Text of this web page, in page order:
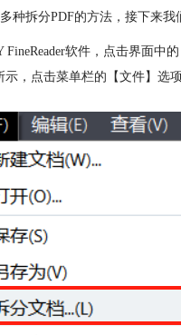
种拆分PDF的方法，接下来
FineReader软件，点击界面中
，点击菜单栏的【文件】选